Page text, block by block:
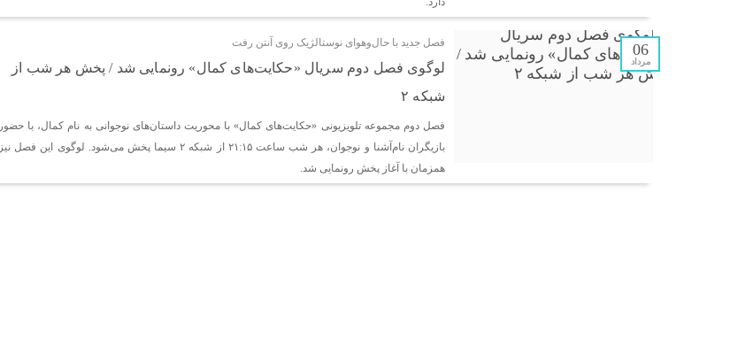
06
مرداد
فصل جدید با حال‌وهوای نوستالژیک روی آنتن رفت
لوگوی فصل دوم سریال «حکایت‌های کمال» رونمایی شد / پخش هر شب از
شبکه ۲
فصل دوم مجموعه تلویزیونی «حکایت‌های کمال» با محوریت داستان‌های نوجوانی به نام کمال، با حضور
بازیگران نام‌آشنا و نوجوان، هر شب ساعت ۲۱:۱۵ از شبکه ۲ سیما پخش می‌شود. لوگوی این فصل نیز
همزمان با آغاز پخش رونمایی شد.